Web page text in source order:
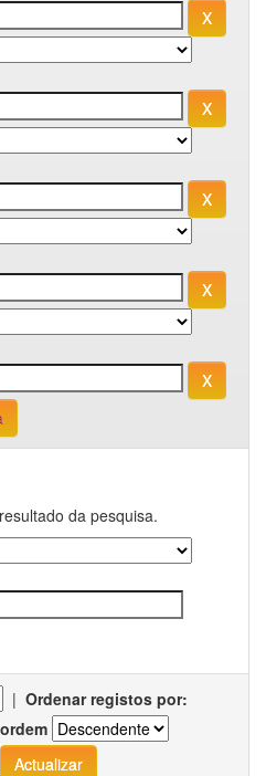
da pesquisa.
| Ordenar registos por: